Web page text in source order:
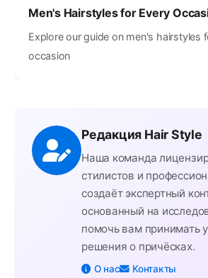
Men's Hairstyles for Every
Explore our guide on men's hairstyles
occasion
Редакция Hair Style
Наша команда
стилистов и
создаёт экспертный
основанный на
помочь вам принимать
решения о причёсках.
О нас Контакты